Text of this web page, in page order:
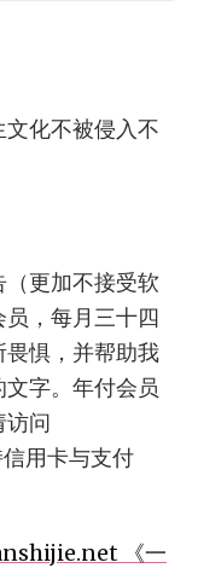
化不被侵入不
（更加不接受软
，每月三十四
惧，并帮助我
字。年付会员
访问
信用卡与支付
《一